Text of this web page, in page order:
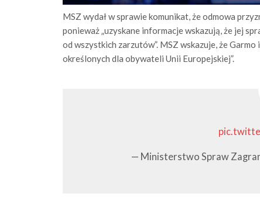
MSZ wydał w sprawie komunikat, że odmowa
ponieważ „uzyskane informacje wskazują, że jej
od wszystkich zarzutów”. MSZ wskazuje, że
określonych dla obywateli Unii Europejskiej”.
— Ministerstwo Spraw